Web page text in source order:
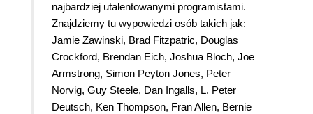
najbardziej utalentowanymi programistami.
Znajdziemy tu wypowiedzi osób takich jak:
Jamie Zawinski, Brad Fitzpatric, Douglas
Crockford, Brendan Eich, Joshua Bloch, Joe
Armstrong, Simon Peyton Jones, Peter
Norvig, Guy Steele, Dan Ingalls, L. Peter
Deutsch, Ken Thompson, Fran Allen, Bernie